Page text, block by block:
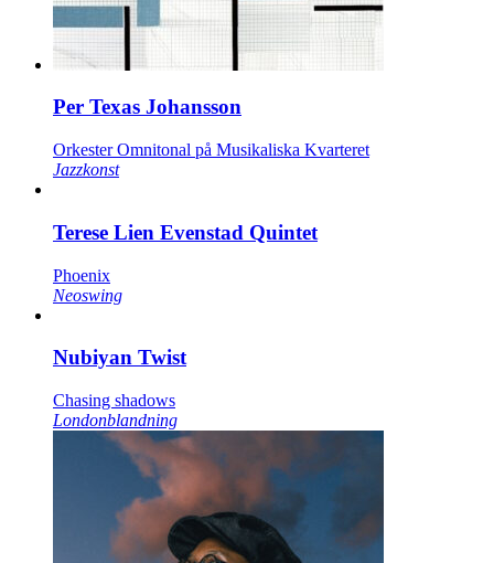
Per Texas Johansson
Orkester Omnitonal på Musikaliska Kvarteret
Jazzkonst
Terese Lien Evenstad Quintet
Phoenix
Neoswing
Nubiyan Twist
Chasing shadows
Londonblandning